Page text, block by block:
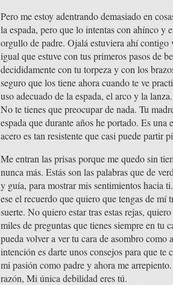
Pero me estoy adentrando demasiado en
la espada, pero que lo intentas con ahínco y
orgullo de padre. Ojalá estuviera ahí contigo
igual que estuve con tus primeros pasos de
decididamente con tu torpeza y con los
seguro que los tiene ahora cuando te ve
uso adecuado de la espada, el arco y la
No te tienes que preocupar de nada. Tu
espada que durante años he portado. Es
acero es tan resistente que casi puede partir
Me entran las prisas porque me quedo sin
nunca más. Estás son las palabras que de
y guía, para mostrar mis sentimientos hacia
ese el recuerdo que quiero que tengas de mí
suerte. No quiero estar tras estas rejas,
miles de preguntas que tienes siempre en tu
pueda volver a ver tu cara de asombro como
intención es darte unos consejos para que
mi pasión como padre y ahora me
razón, Mi única debilidad eres tú.